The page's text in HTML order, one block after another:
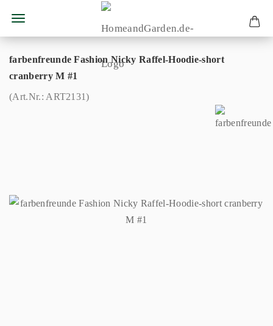
farbenfreunde Fashion Nicky Raffel-Hoodie-short
cranberry M #1
(Art.Nr.: ART2131)